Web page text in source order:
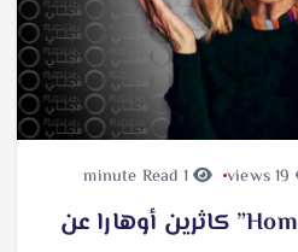
19 views
1 minute Read
وفاة بطلة “Home Alone” كاثرين أوهارا عن